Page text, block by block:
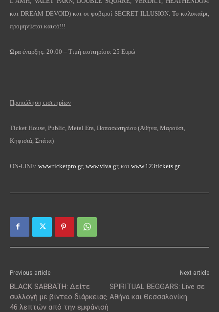
και DREAM DEVOID) και οι φοβεροί SECRET ILLUSION. Το καλοκαίρι,
προμηνύεται καυτό!!!
Ώρα έναρξης: 20:00 – Τιμή εισιτηρίου: 25 Ευρώ
Προπώληση εισιτηρίων
Ticket House, Public, Metal Era, Παπασωτηρίου (Αθήνα, Μαρούσι,
Κηφισιά, Σπάτα)
OΝ-LINE: www.ticketpro.gr, www.viva.gr, και www.123tickets.gr
Previous article
BLACK SABBATH: Δείτε
συλλογή με βίντεο διάρκειας
46 λεπτών από την εμφάνισή
Next article
SPIRITUAL BEGGARS: Live σε
Αθήνα και Θεσσαλονίκη